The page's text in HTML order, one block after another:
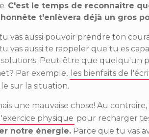
C'est le temps de reconnaître
t'enlèvera déjà un gros
vas aussi pouvoir prendre ton
vas aussi te rappeler que tu es
Peut-être que quelqu'un
Par exemple,
les bienfaits de
sur la situation.
une mauvaise chose! Au
l'exercice physique pour recharger
notre énergie. Parce que tu vas